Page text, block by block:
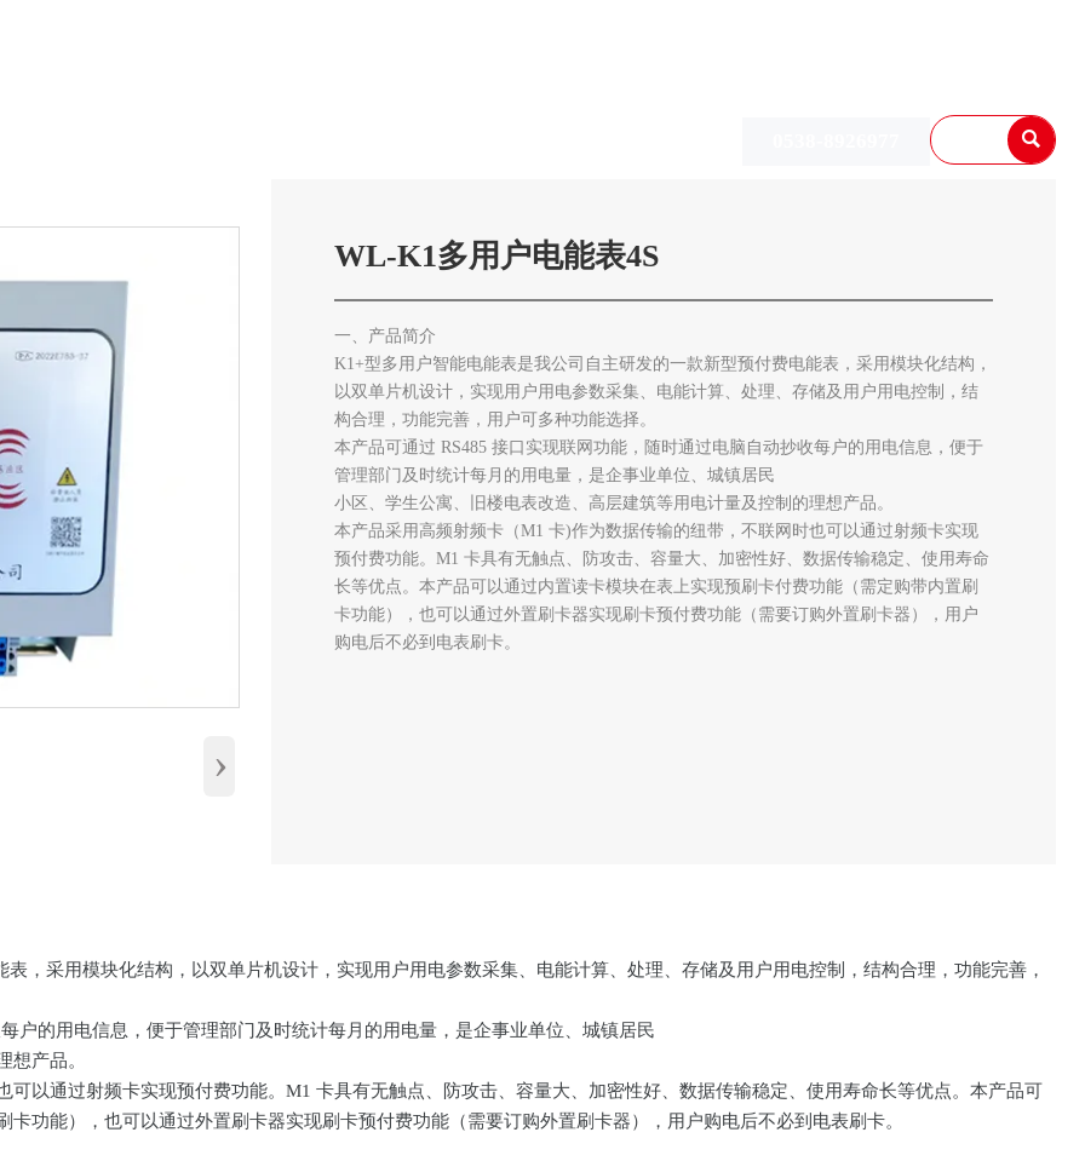

›
WL-K1多用户电能表4S
一、产品简介
K1+型多用户智能电能表是我公司自主研发的一款新型预付费电能表，采用模块化结构，
以双单片机设计，实现用户用电参数采集、电能计算、处理、存储及用户用电控制，结
构合理，功能完善，用户可多种功能选择。
本产品可通过 RS485 接口实现联网功能，随时通过电脑自动抄收每户的用电信息，便于
管理部门及时统计每月的用电量，是企事业单位、城镇居民
小区、学生公寓、旧楼电表改造、高层建筑等用电计量及控制的理想产品。
本产品采用高频射频卡（M1 卡)作为数据传输的纽带，不联网时也可以通过射频卡实现
预付费功能。M1 卡具有无触点、防攻击、容量大、加密性好、数据传输稳定、使用寿命
长等优点。本产品可以通过内置读卡模块在表上实现预刷卡付费功能（需定购带内置刷
卡功能），也可以通过外置刷卡器实现刷卡预付费功能（需要订购外置刷卡器），用户
购电后不必到电表刷卡。
，采用模块化结构，以双单片机设计，实现用户用电参数采集、电能计算、处理、存储及用户用电控制，结构合理，功能完善，
户的用电信息，便于管理部门及时统计每月的用电量，是企事业单位、城镇居民
想产品。
以通过射频卡实现预付费功能。M1 卡具有无触点、防攻击、容量大、加密性好、数据传输稳定、使用寿命长等优点。本产品可
功能），也可以通过外置刷卡器实现刷卡预付费功能（需要订购外置刷卡器），用户购电后不必到电表刷卡。